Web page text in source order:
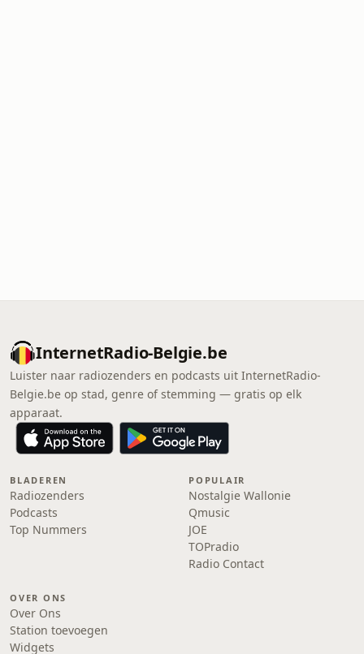
InternetRadio-Belgie.be
Luister naar radiozenders en podcasts uit InternetRadio-
Belgie.be op stad, genre of stemming — gratis op elk
apparaat.
BLADEREN
Radiozenders
Podcasts
Top Nummers
POPULAIR
Nostalgie Wallonie
Qmusic
JOE
TOPradio
Radio Contact
OVER ONS
Over Ons
Station toevoegen
Widgets